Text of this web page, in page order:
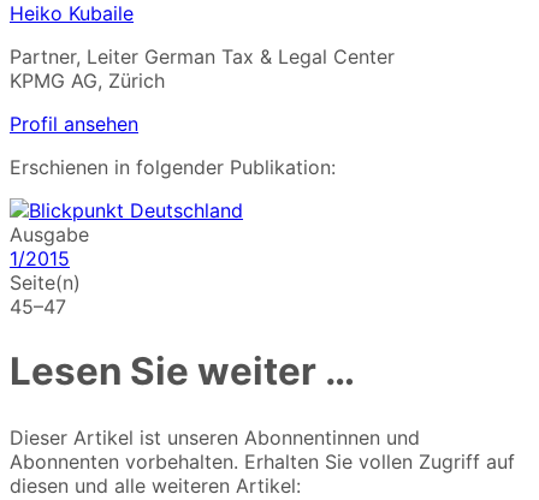
Heiko Kubaile
Partner, Leiter German Tax & Legal Center
KPMG AG, Zürich
Profil ansehen
Erschienen in folgender Publikation:
Ausgabe
1/2015
Seite(n)
45–47
Lesen Sie weiter …
Dieser Artikel ist unseren Abonnentinnen und
Abonnenten vorbehalten. Erhalten Sie vollen Zugriff auf
diesen und alle weiteren Artikel: